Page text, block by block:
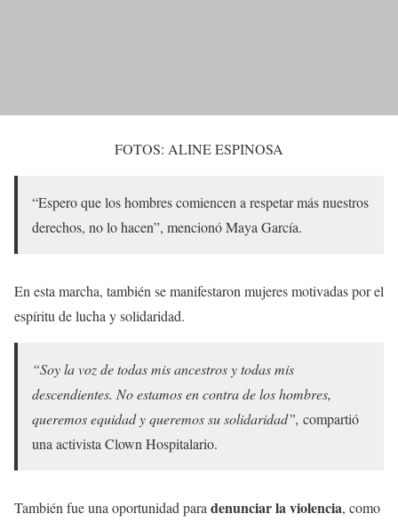
FOTOS: ALINE ESPINOSA
“Espero que los hombres comiencen a respetar más nuestros
derechos, no lo hacen”, mencionó Maya García.
En esta marcha, también se manifestaron mujeres motivadas por el
espíritu de lucha y solidaridad.
“Soy la voz de todas mis ancestros y todas mis
descendientes. No estamos en contra de los hombres,
queremos equidad y queremos su solidaridad”, compartió
una activista Clown Hospitalario.
También fue una oportunidad paradenunciar la violencia, como